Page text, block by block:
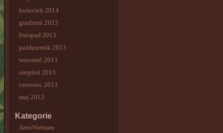
kwiecień 2014
grudzień 2013
listopad 2013
październik 2013
wrzesień 2013
sierpień 2013
czerwiec 2013
maj 2013
Kategorie
AeroVietnam